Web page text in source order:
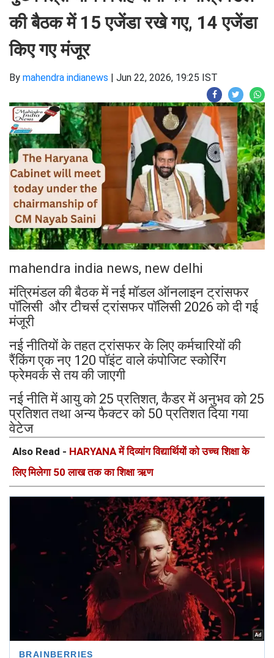
की बैठक में 15 एजेंडा रखे गए, 14 एजेंडा
किए गए मंजूर
By mahendra indianews | Jun 22, 2026, 19:25 IST
mahendra india news, new delhi
मंत्रिमंडल की बैठक में नई मॉडल ऑनलाइन ट्रांसफर
पॉलिसी और टीचर्स ट्रांसफर पॉलिसी 2026 को दी गई
मंजूरी
नई नीतियों के तहत ट्रांसफर के लिए कर्मचारियों की
रैंकिंग एक नए 120 पॉइंट वाले कंपोजिट स्कोरिंग
फ्रेमवर्क से तय की जाएगी
नई नीति में आयु को 25 प्रतिशत, कैडर में अनुभव को 25
प्रतिशत तथा अन्य फैक्टर को 50 प्रतिशत दिया गया
वेटेज
Also Read - HARYANA में दिव्यांग विद्यार्थियों को उच्च शिक्षा के
लिए मिलेगा 50 लाख तक का शिक्षा ऋण